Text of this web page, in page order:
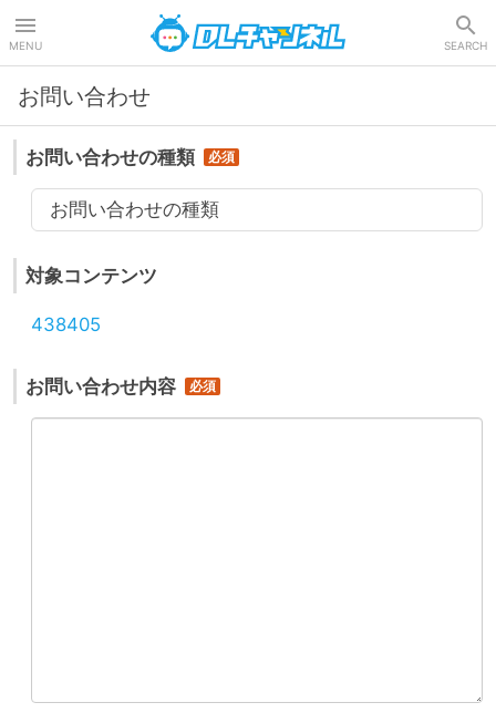
MENU SEARCH
お問い合わせ
お問い合わせの種類
お問い合わせの種類
対象コンテンツ
438405
お問い合わせ内容